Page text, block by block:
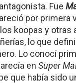
Fue
por primera
koopas y otras
lo que
Lo conocí
en Super
que había sido